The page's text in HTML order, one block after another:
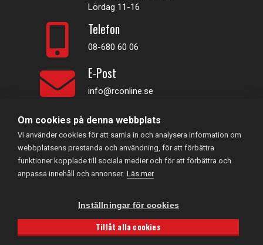
Lördag 11-16
Telefon
08-680 60 06
E-Post
info@rconline.se
Garanti och reklamation
Frakt och köpevillkor
Integritetspolicy
Kontakta oss
Om cookies på denna webbplats
Vi använder cookies för att samla in och analysera information om
webbplatsens prestanda och användning, för att förbättra
funktioner kopplade till sociala medier och för att förbättra och
anpassa innehåll och annonser. Läs mer
Inställningar för cookies
Tillåt alla cookies